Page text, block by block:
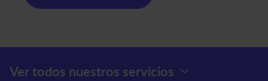
Menú Prefooter
Ver todos nuestros servicios